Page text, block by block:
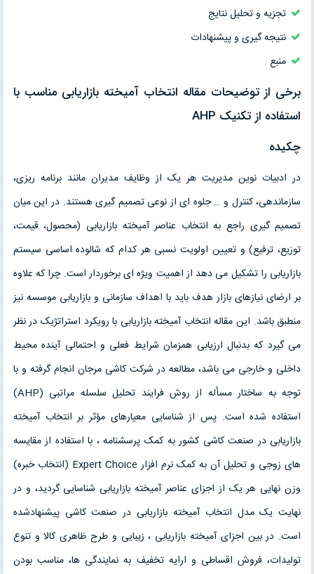
تجزیه و تحلیل نتایج
نتیجه گیری و پیشنهادات
منبع
برخی از توضیحات مقاله انتخاب آمیخته بازاریابی مناسب با
استفاده از تکنیک AHP
چکیده
در ادبیات نوین مدیریت هر یک از وظایف مدیران مانند برنامه ریزی،
سازماندهی، کنترل و … جلوه ای از نوعی تصمیم گیری هستند. در این میان
تصمیم گیری راجع به انتخاب عناصر آمیخته بازاریابی (محصول، قیمت،
توزیع، ترفیع) و تعیین اولویت نسبی هر کدام که شالوده اساسی سیستم
بازاریابی را تشکیل می دهد از اهمیت ویژه ای برخوردار است. چرا که علاوه
بر ارضای نیازهای بازار هدف باید با اهداف سازمانی و بازاریابی موسسه نیز
منطبق باشد. این مقاله انتخاب آمیخته بازاریابی با رویکرد استراتژیک در نظر
می گیرد که بدنبال ارزیابی همزمان شرایط فعلی و احتمالی آینده محیط
داخلی و خارجی می باشد، مطالعه در شرکت کاشی مرجان انجام گرفته و با
توجه به ساختار مسأله از روش فرایند تحلیل سلسله مراتبی (AHP)
استفاده شده است. پس از شناسایی معیارهای مؤثر بر انتخاب آمیخته
بازاریابی در صنعت کاشی کشور به کمک پرسشنامه ، با استفاده از مقایسه
های زوجی و تحلیل آن به کمک نرم افزار Expert Choice (انتخاب خبره)
وزن نهایی هر یک از اجزای عناصر آمیخته بازاریابی شناسایی گردید، و در
نهایت یک مدل انتخاب آمیخته بازاریابی در صنعت کاشی پیشنهادشده
است. در بین اجزای آمیخته بازاریابی ، زیبایی و طرح ظاهری کالا و تنوع
تولیدات، فروش اقساطی و ارایه تخفیف به نمایندگی ها، مناسب بودن